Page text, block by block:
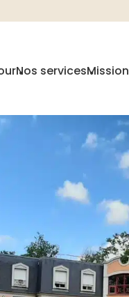
Nos servicesMission